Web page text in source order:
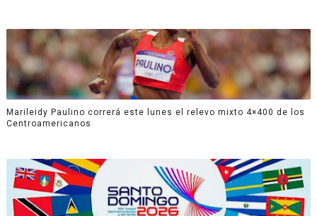
Marileidy Paulino correrá este lunes el relevo mixto 4×400 de los
Centroamericanos